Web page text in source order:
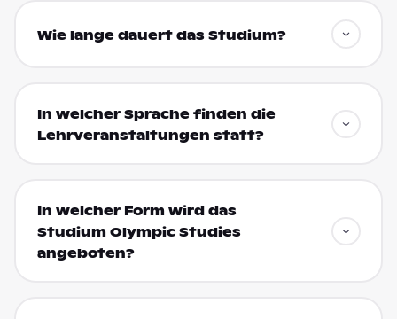
Wie lange dauert das Studium?
In welcher Sprache finden die
Lehrveranstaltungen statt?
In welcher Form wird das
Studium Olympic Studies
angeboten?